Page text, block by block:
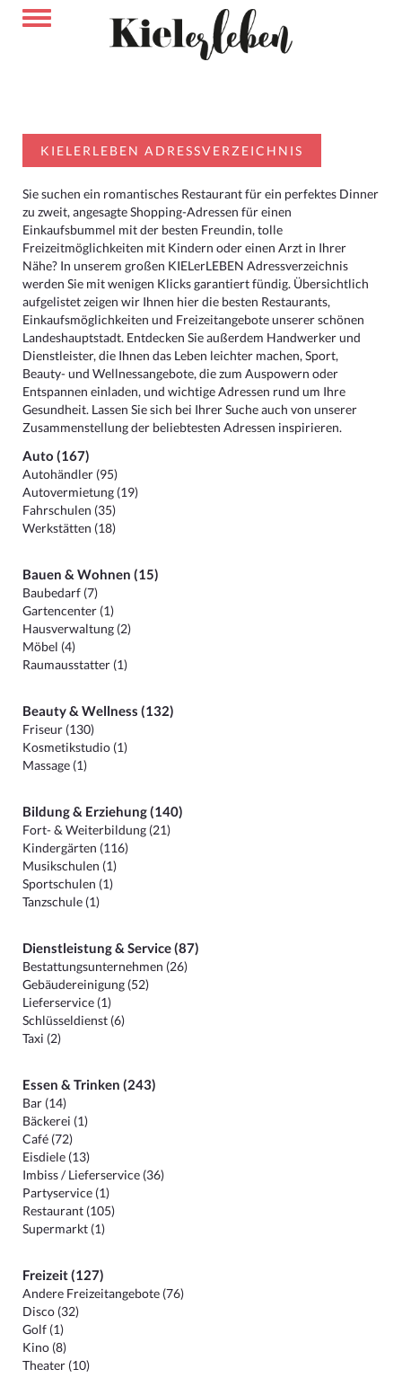
KIELERLEBEN ADRESSVERZEICHNIS
Sie suchen ein romantisches Restaurant für ein perfektes Dinner
zu zweit, angesagte Shopping-Adressen für einen
Einkaufsbummel mit der besten Freundin, tolle
Freizeitmöglichkeiten mit Kindern oder einen Arzt in Ihrer
Nähe? In unserem großen KIELerLEBEN Adressverzeichnis
werden Sie mit wenigen Klicks garantiert fündig. Übersichtlich
aufgelistet zeigen wir Ihnen hier die besten Restaurants,
Einkaufsmöglichkeiten und Freizeitangebote unserer schönen
Landeshauptstadt. Entdecken Sie außerdem Handwerker und
Dienstleister, die Ihnen das Leben leichter machen, Sport,
Beauty- und Wellnessangebote, die zum Auspowern oder
Entspannen einladen, und wichtige Adressen rund um Ihre
Gesundheit. Lassen Sie sich bei Ihrer Suche auch von unserer
Zusammenstellung der beliebtesten Adressen inspirieren.
Auto (167)
Autohändler (95)
Autovermietung (19)
Fahrschulen (35)
Werkstätten (18)
Bauen & Wohnen (15)
Baubedarf (7)
Gartencenter (1)
Hausverwaltung (2)
Möbel (4)
Raumausstatter (1)
Beauty & Wellness (132)
Friseur (130)
Kosmetikstudio (1)
Massage (1)
Bildung & Erziehung (140)
Fort- & Weiterbildung (21)
Kindergärten (116)
Musikschulen (1)
Sportschulen (1)
Tanzschule (1)
Dienstleistung & Service (87)
Bestattungsunternehmen (26)
Gebäudereinigung (52)
Lieferservice (1)
Schlüsseldienst (6)
Taxi (2)
Essen & Trinken (243)
Bar (14)
Bäckerei (1)
Café (72)
Eisdiele (13)
Imbiss / Lieferservice (36)
Partyservice (1)
Restaurant (105)
Supermarkt (1)
Freizeit (127)
Andere Freizeitangebote (76)
Disco (32)
Golf (1)
Kino (8)
Theater (10)